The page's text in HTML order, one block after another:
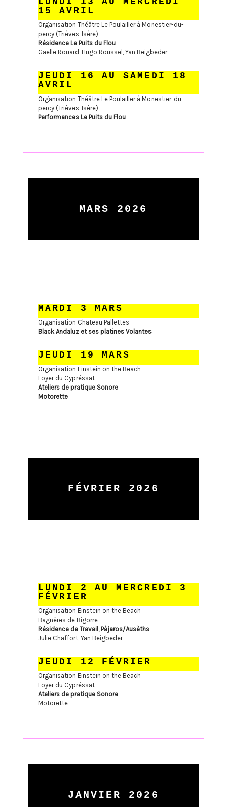
15 AVRIL
Organisation Théâtre Le Poulailler à Monestier-du-
percy (Trièves, Isère)
Résidence Le Puits du Flou
Gaelle Rouard, Hugo Roussel, Yan Beigbeder
JEUDI 16 AU SAMEDI 18
AVRIL
Organisation Théâtre Le Poulailler à Monestier-du-
percy (Trièves, Isère)
Performances Le Puits du Flou
MARS 2026
MARDI 3 MARS
Organisation Chateau Pallettes
Black Andaluz et ses platines Volantes
JEUDI 19 MARS
Organisation Einstein on the Beach
Foyer du Cypréssat
Ateliers de pratique Sonore
Motorette
FÉVRIER 2026
LUNDI 2 AU MERCREDI 3
FÉVRIER
Organisation Einstein on the Beach
Bagnères de Bigorre
Résidence de Travail, Pàjaros/Ausèths
Julie Chaffort, Yan Beigbeder
JEUDI 12 FÉVRIER
Organisation Einstein on the Beach
Foyer du Cypréssat
Ateliers de pratique Sonore
Motorette
JANVIER 2026